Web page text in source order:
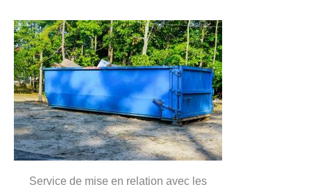
Service de mise en relation avec les